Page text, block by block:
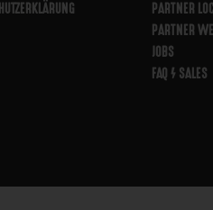
PARTNER
PARTNER
JOBS
FAQ / SALES